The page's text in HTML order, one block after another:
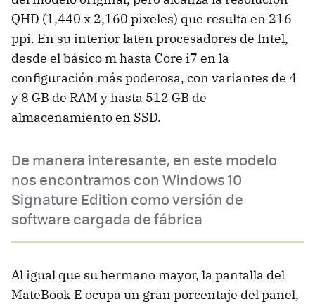
QHD (1,440 x 2,160 pixeles) que resulta en 216
ppi. En su interior laten procesadores de Intel,
desde el básico m hasta Core i7 en la
configuración más poderosa, con variantes de 4
y 8 GB de RAM y hasta 512 GB de
almacenamiento en SSD.
De manera interesante, en este modelo
nos encontramos con Windows 10
Signature Edition como versión de
software cargada de fábrica
Al igual que su hermano mayor, la pantalla del
MateBook E ocupa un gran porcentaje del panel,